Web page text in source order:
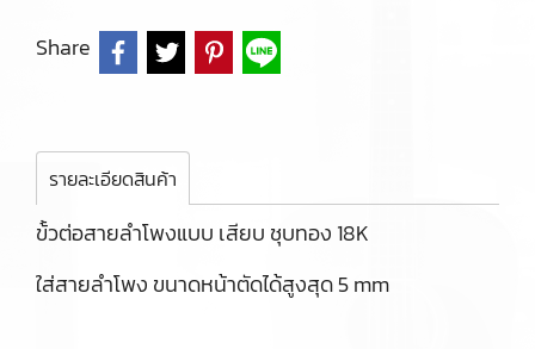
Share
รายละเอียดสินค้า
ข้้วต่อสายลำโพงแบบ เสียบ ชุบทอง 18K
ใส่สายลำโพง ขนาดหน้าตัดได้สูงสุด 5 mm